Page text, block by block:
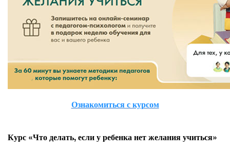
Ознакомиться с курсом
Курс «Что делать, если у ребенка нет желания учиться»